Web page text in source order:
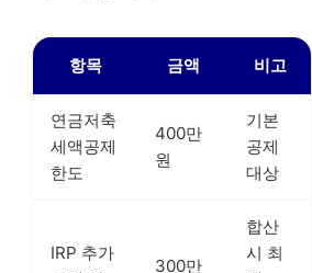
항목 금액 비고
연금저축
세액공제
한도
400만
원
기본
공제
대상
IRP 추가
300만
합산
시 최